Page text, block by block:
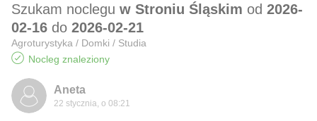
Szukam noclegu w Stroniu Śląskim od 2026-
02-16 do 2026-02-21
Agroturystyka / Domki / Studia
Nocleg znaleziony
Aneta
22 stycznia, o 08:21